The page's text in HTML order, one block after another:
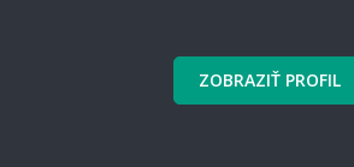
koberec povysávať robotickým
ZOBRAZIŤ PROFIL